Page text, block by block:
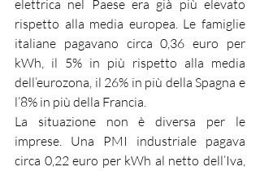
elettrica nel Paese era già più elevato
rispetto alla media europea. Le famiglie
italiane pagavano circa 0,36 euro per
kWh, il 5% in più rispetto alla media
dell’eurozona, il 26% in più della Spagna e
l’8% in più della Francia.
La situazione non è diversa per le
imprese. Una PMI industriale pagava
circa 0,22 euro per kWh al netto dell’Iva,